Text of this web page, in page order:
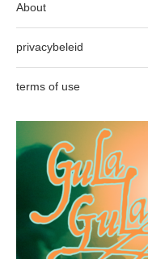
About
privacybeleid
terms of use